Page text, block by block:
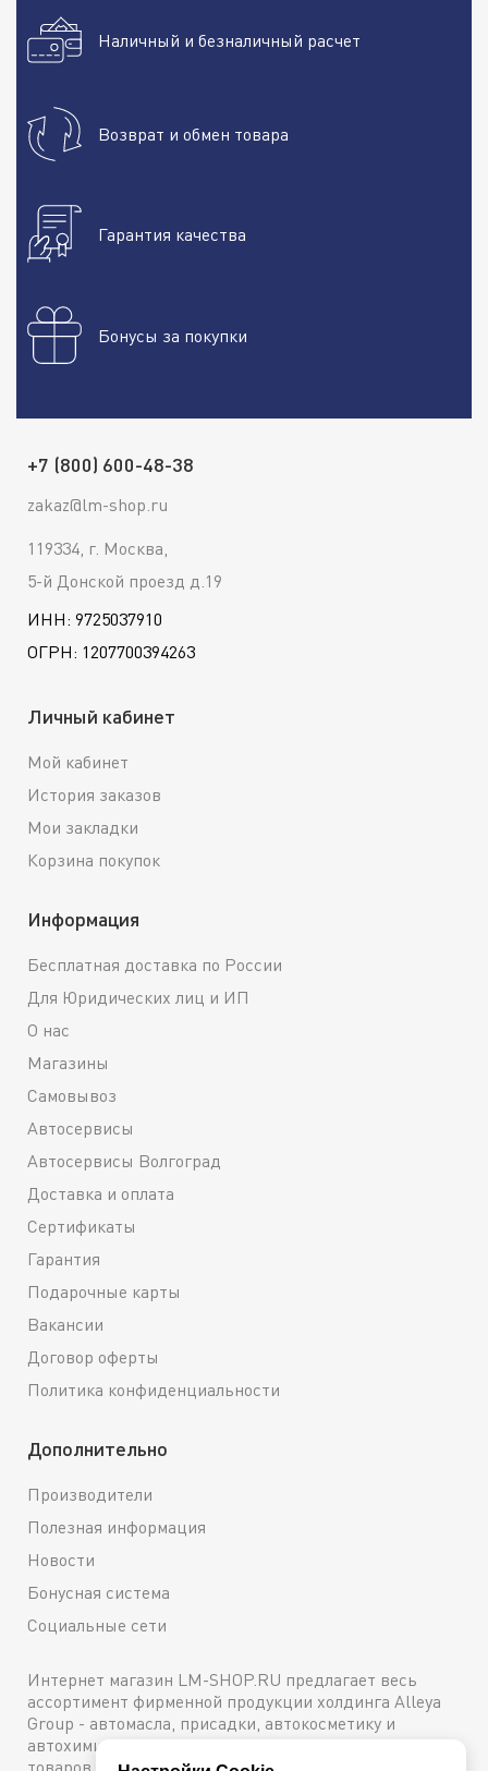
Наличный и безналичный расчет
Возврат и обмен товара
Гарантия качества
Бонусы за покупки
+7 (800) 600-48-38
zakaz@lm-shop.ru
119334, г. Москва,
5-й Донской проезд д.19
ИНН: 9725037910
ОГРН: 1207700394263
Личный кабинет
Мой кабинет
История заказов
Мои закладки
Корзина покупок
Информация
Бесплатная доставка по России
Для Юридических лиц и ИП
О нас
Магазины
Самовывоз
Автосервисы
Автосервисы Волгоград
Доставка и оплата
Сертификаты
Гарантия
Подарочные карты
Вакансии
Договор оферты
Политика конфиденциальности
Дополнительно
Производители
Полезная информация
Новости
Бонусная система
Социальные сети
Интернет магазин LM-SHOP.RU предлагает весь
ассортимент фирменной продукции холдинга Alleya
Group - автомасла, присадки, автокосметику и
автохимию. Каталог содержит подробное описание